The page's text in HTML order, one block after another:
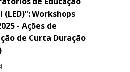
Workshops
- Ações de
de Curta Duração